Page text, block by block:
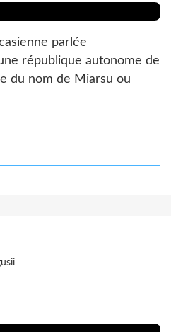
parlée
république autonome de
du nom de Miarsu ou